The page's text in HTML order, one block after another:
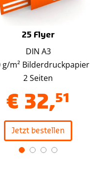
25 Flyer
DIN A3
g/m² Bilderdruckpapier
2 Seiten
€ 32,51
Jetzt bestellen